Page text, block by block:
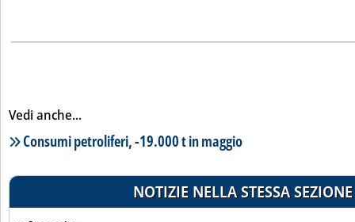
Vedi anche...
Lista notizie correlate
Consumi petroliferi, -19.000 t in maggio
NOTIZIE NELLA STESSA SEZIONE